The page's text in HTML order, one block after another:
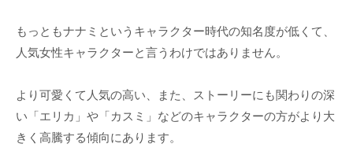
もっともナナミというキャラクター時代の知名度が低くて、
人気女性キャラクターと言うわけではありません。
より可愛くて人気の高い、また、ストーリーにも関わりの深
い「エリカ」や「カスミ」などのキャラクターの方がより大
きく高騰する傾向にあります。